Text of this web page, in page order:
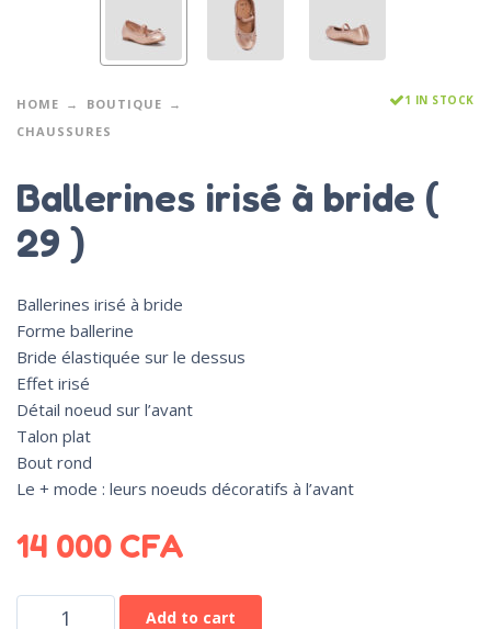
HOME
BOUTIQUE
CHAUSSURES
1 IN STOCK
Ballerines irisé à bride (
29 )
Ballerines irisé à bride
Forme ballerine
Bride élastiquée sur le dessus
Effet irisé
Détail noeud sur l’avant
Talon plat
Bout rond
Le + mode : leurs noeuds décoratifs à l’avant
14 000 CFA
Add to cart